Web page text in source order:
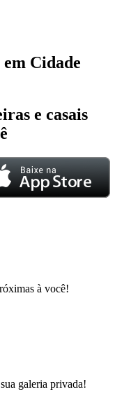
Cidade
e casais
à você!
galeria privada!